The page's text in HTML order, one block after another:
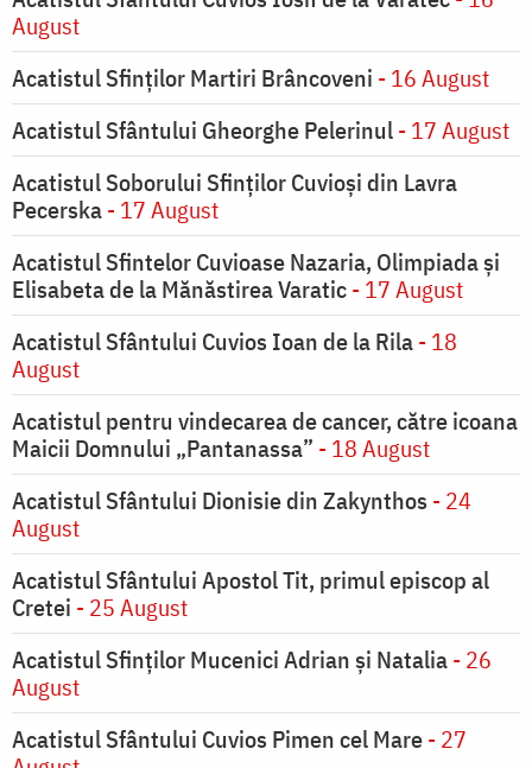
August
Acatistul Sfinților Martiri Brâncoveni - 16 August
Acatistul Sfântului Gheorghe Pelerinul- 17 August
Acatistul Soborului Sfinților Cuvioși din Lavra
Pecerska- 17 August
Acatistul Sfintelor Cuvioase Nazaria, Olimpiada și
Elisabeta de la Mănăstirea Varatic- 17 August
Acatistul Sfântului Cuvios Ioan de la Rila- 18
August
Acatistul pentru vindecarea de cancer, către icoana
Maicii Domnului „Pantanassa” - 18 August
Acatistul Sfântului Dionisie din Zakynthos - 24
August
Acatistul Sfântului Apostol Tit, primul episcop al
Cretei - 25 August
Acatistul Sfinților Mucenici Adrian și Natalia- 26
August
Acatistul Sfântului Cuvios Pimen cel Mare- 27